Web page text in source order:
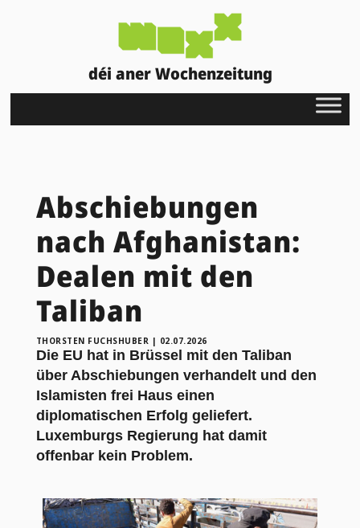
déi aner Wochenzeitung
Abschiebungen
nach Afghanistan:
Dealen mit den
Taliban
THORSTEN FUCHSHUBER | 02.07.2026
Die EU hat in Brüssel mit den Taliban
über Abschiebungen verhandelt und den
Islamisten frei Haus einen
diplomatischen Erfolg geliefert.
Luxemburgs Regierung hat damit
offenbar kein Problem.